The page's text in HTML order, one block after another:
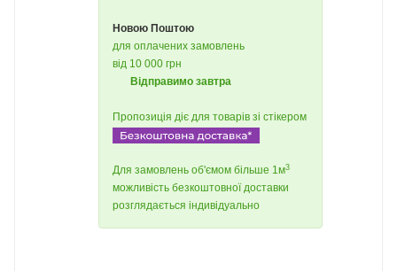
Новою Поштою
для оплачених замовлень
від 10 000 грн
Відправимо завтра
Пропозиція діє для товарів зі стікером
Для замовлень об'ємом більше 1м3
можливість безкоштовної доставки
розглядається індивідуально